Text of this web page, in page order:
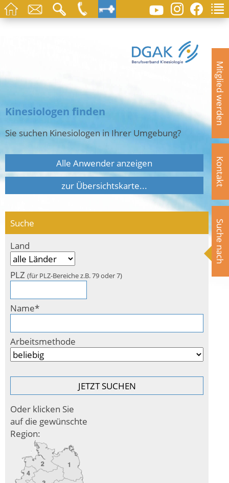
Mitglied werden
Kontakt
Suche nach
Kinesiologen finden
Sie suchen Kinesiologen in Ihrer Umgebung?
Alle Anwender anzeigen
zur Übersichtskarte...
Suche
Land
PLZ (für PLZ-Bereiche z.B. 79 oder 7)
Name*
Arbeitsmethode
Oder klicken Sie
auf die gewünschte
Region: